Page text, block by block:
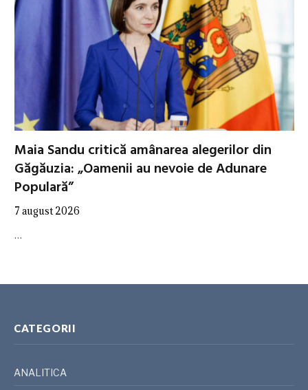
Maia Sandu critică amânarea alegerilor din
Găgăuzia: „Oamenii au nevoie de Adunare
Populară”
7 august 2026
…
CATEGORII
ANALITICA